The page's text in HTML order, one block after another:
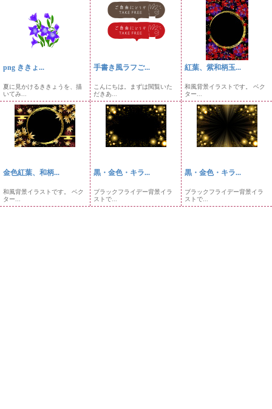
png ききょ...
夏に見かけるききょうを、描
いてみ...
手書き風ラフご...
こんにちは。まずは閲覧いた
だきあ...
紅葉、紫和柄玉...
和風背景イラストです。 ベク
ター...
金色紅葉、和柄...
和風背景イラストです。 ベク
ター...
黒・金色・キラ...
ブラックフライデー背景イラ
ストで...
黒・金色・キラ...
ブラックフライデー背景イラ
ストで...